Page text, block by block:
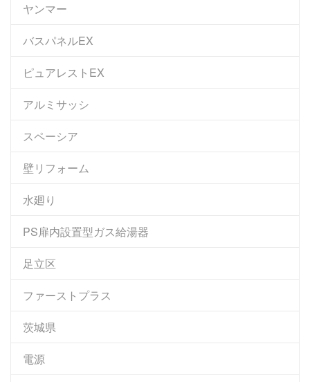
ヤンマー
バスパネルEX
ピュアレストEX
アルミサッシ
スペーシア
壁リフォーム
水廻り
PS扉内設置型ガス給湯器
足立区
ファーストプラス
茨城県
電源